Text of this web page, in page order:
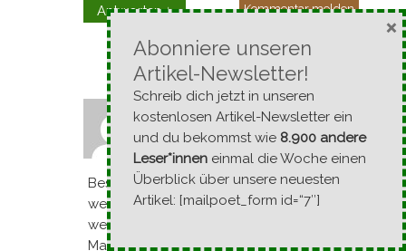
Antworten↓ Kommentar melden
Roswitha
5. Januar 2013 um 23:09
Besser kann es nicht ausgedrückt
werden. Ich kenne das gute Gefühl auch,
wenn ich etwas bewußt nicht mit der
Maschine mache.
Abonniere unseren
Artikel-Newsletter!
Schreib dich jetzt in unseren
kostenlosen Artikel-Newsletter ein
und du bekommst wie 8.900 andere
Leser*innen einmal die Woche einen
Überblick über unsere neuesten
Artikel: [mailpoet_form id=“7″]
×